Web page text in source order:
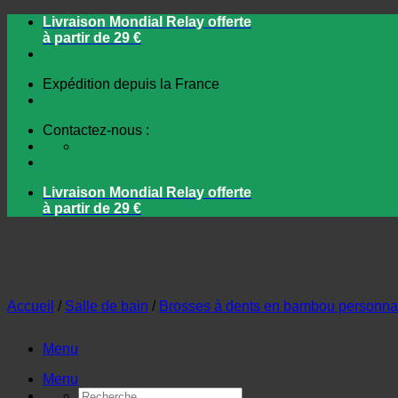
Passer
contenu
Livraison Mondial Relay offerte
à partir de 29 €
Expédition depuis la France
Contactez-nous :
Livraison Mondial Relay offerte
à partir de 29 €
Menu
Menu
Recherche
Accueil / Salle de bain / Brosses à dents en bambou